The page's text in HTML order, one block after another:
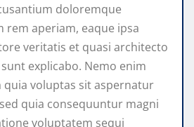
doloremque
rem aperiam, eaque ipsa
veritatis et quasi architecto
explicabo. Nemo enim
voluptas sit aspernatur
quia consequuntur magni
voluptatem sequi